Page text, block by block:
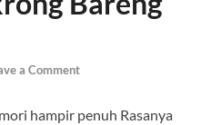
a Comment
hampir penuh Rasanya